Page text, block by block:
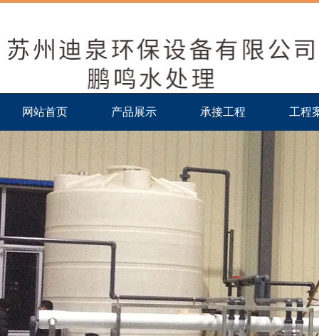
网站首页 产品展示 承接工程 工程